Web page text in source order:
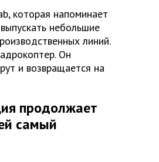
которая напоминает
небольшие
линий.
Он
и возвращается на
продолжает
самый